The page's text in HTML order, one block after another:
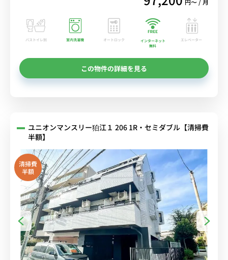
円〜 / 月
バストイレ別 室内洗濯機 オートロック
インターネット
無料
エレベーター
この物件の詳細を見る
ユニオンマンスリー狛江１ 206 1R・セミダブル【清掃費
半額】
清掃費
半額